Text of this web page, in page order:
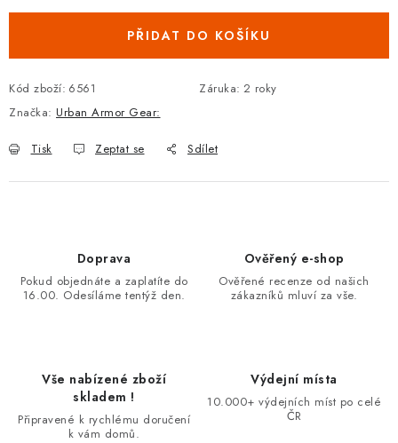
PŘIDAT DO KOŠÍKU
Kód zboží: 6561 Záruka: 2 roky
Značka: Urban Armor Gear:
Tisk Zeptat se Sdílet
Doprava
Pokud objednáte a zaplatíte do
16.00. Odesíláme tentýž den.
Ověřený e-shop
Ověřené recenze od našich
zákazníků mluví za vše.
Vše nabízené zboží
skladem !
Připravené k rychlému doručení
k vám domů.
Výdejní místa
10.000+ výdejních míst po celé
ČR